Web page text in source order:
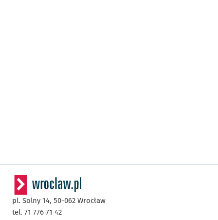
pl. Solny 14, 50-062 Wrocław
tel. 71 776 71 42